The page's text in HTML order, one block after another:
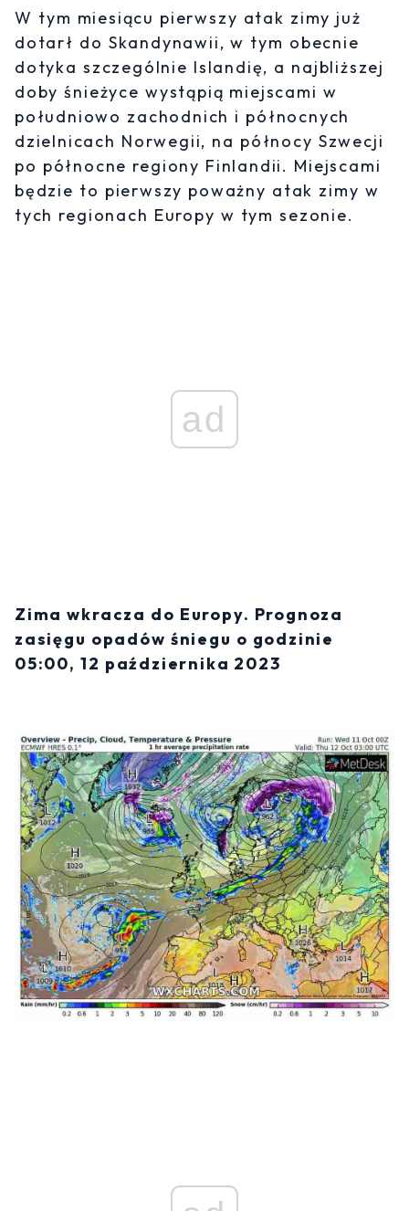
W tym miesiącu pierwszy atak zimy już
dotarł do Skandynawii, w tym obecnie
dotyka szczególnie Islandię, a najbliższej
doby śnieżyce wystąpią miejscami w
południowo zachodnich i północnych
dzielnicach Norwegii, na północy Szwecji
po północne regiony Finlandii. Miejscami
będzie to pierwszy poważny atak zimy w
tych regionach Europy w tym sezonie.
ad
Zima wkracza do Europy. Prognoza
zasięgu opadów śniegu o godzinie
05:00, 12 października 2023